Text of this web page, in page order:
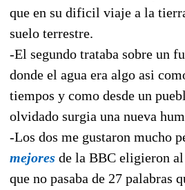
que en su dificil viaje a la
suelo terrestre.
-El segundo trataba sobre un
donde el agua era algo asi
tiempos y como desde un
olvidado surgia una nueva
-Los dos me gustaron mucho
mejores de la BBC eligieron
que no pasaba de 27 palabras